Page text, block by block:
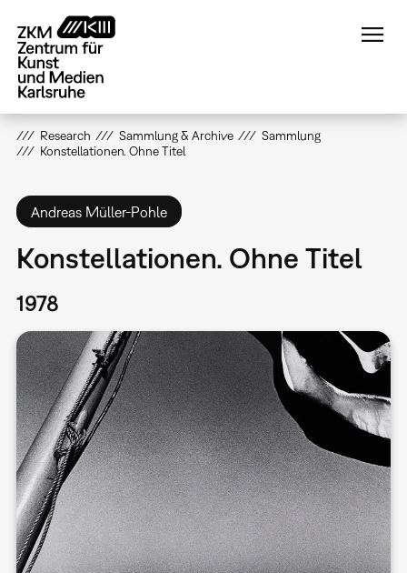
zum
Inhalt
Research Sammlung & Archive
Sammlung
Konstellationen. Ohne Titel
Andreas Müller-Pohle
Konstellationen. Ohne Titel
1978